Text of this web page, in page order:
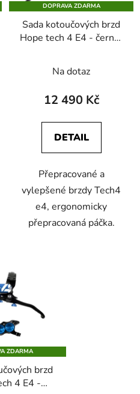
DOPRAVA ZDARMA
Sada kotoučových brzd
Hope tech 4 E4 - černo/
Na dotaz
12 490 Kč
DETAIL
Přepracované a
vylepšené brzdy Tech4
e4, ergonomicky
přepracovaná páčka.
ZDARMA
brzd
4 E4 -